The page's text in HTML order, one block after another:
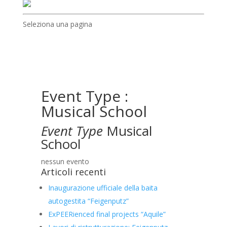
Seleziona una pagina
Event Type :
Musical School
Event Type Musical
School
nessun evento
Articoli recenti
Inaugurazione ufficiale della baita
autogestita “Feigenputz”
ExPEERienced final projects “Aquile”